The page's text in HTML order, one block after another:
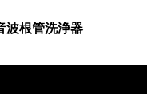
波根管洗浄器